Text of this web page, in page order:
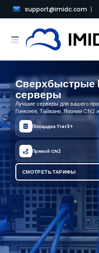
support@imidc.com
Сверхбыстрые
серверы
Лучшие серверы для вашего
Гонконге, Тайване, Японии
Площадка Tier3+
Прямой CN2
СМОТРЕТЬ ТАРИФЫ